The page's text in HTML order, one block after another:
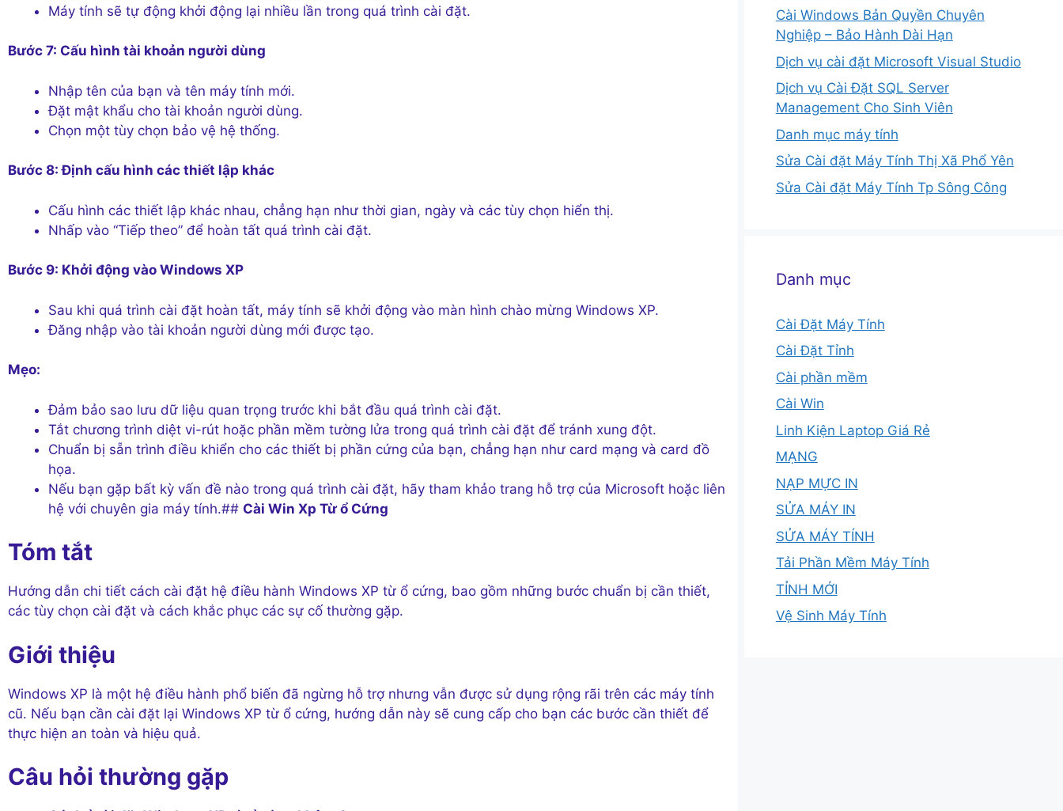
Máy tính sẽ tự động khởi động lại nhiều lần trong quá trình cài đặt.
Bước 7: Cấu hình tài khoản người dùng
Nhập tên của bạn và tên máy tính mới.
Đặt mật khẩu cho tài khoản người dùng.
Chọn một tùy chọn bảo vệ hệ thống.
Bước 8: Định cấu hình các thiết lập khác
Cấu hình các thiết lập khác nhau, chẳng hạn như thời gian, ngày và các tùy chọn hiển thị.
Nhấp vào “Tiếp theo” để hoàn tất quá trình cài đặt.
Bước 9: Khởi động vào Windows XP
Sau khi quá trình cài đặt hoàn tất, máy tính sẽ khởi động vào màn hình chào mừng Windows XP.
Đăng nhập vào tài khoản người dùng mới được tạo.
Mẹo:
Đảm bảo sao lưu dữ liệu quan trọng trước khi bắt đầu quá trình cài đặt.
Tắt chương trình diệt vi-rút hoặc phần mềm tường lửa trong quá trình cài đặt để tránh xung đột.
Chuẩn bị sẵn trình điều khiển cho các thiết bị phần cứng của bạn, chẳng hạn như card mạng và card đồ
họa.
Nếu bạn gặp bất kỳ vấn đề nào trong quá trình cài đặt, hãy tham khảo trang hỗ trợ của Microsoft hoặc liên
hệ với chuyên gia máy tính.## Cài Win Xp Từ ổ Cứng
Tóm tắt
Hướng dẫn chi tiết cách cài đặt hệ điều hành Windows XP từ ổ cứng, bao gồm những bước chuẩn bị cần thiết,
các tùy chọn cài đặt và cách khắc phục các sự cố thường gặp.
Giới thiệu
Windows XP là một hệ điều hành phổ biến đã ngừng hỗ trợ nhưng vẫn được sử dụng rộng rãi trên các máy tính
cũ. Nếu bạn cần cài đặt lại Windows XP từ ổ cứng, hướng dẫn này sẽ cung cấp cho bạn các bước cần thiết để
thực hiện an toàn và hiệu quả.
Câu hỏi thường gặp
Cài Windows Bản Quyền Chuyên
Nghiệp – Bảo Hành Dài Hạn
Dịch vụ cài đặt Microsoft Visual Studio
Dịch vụ Cài Đặt SQL Server
Management Cho Sinh Viên
Danh mục máy tính
Sửa Cài đặt Máy Tính Thị Xã Phổ Yên
Sửa Cài đặt Máy Tính Tp Sông Công
Danh mục
Cài Đặt Máy Tính
Cài Đặt Tỉnh
Cài phần mềm
Cài Win
Linh Kiện Laptop Giá Rẻ
MẠNG
NẠP MỰC IN
SỬA MÁY IN
SỬA MÁY TÍNH
Tải Phần Mềm Máy Tính
TỈNH MỚI
Vệ Sinh Máy Tính